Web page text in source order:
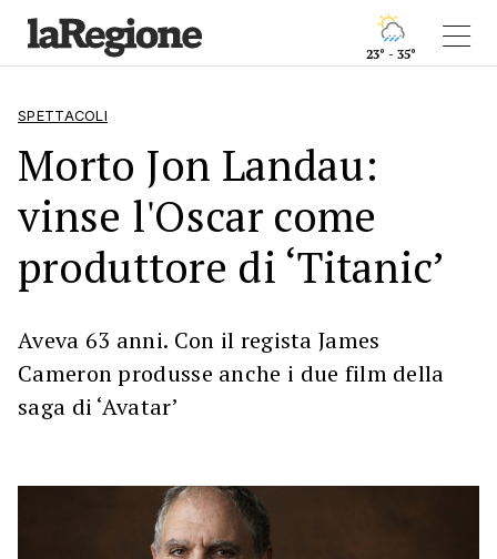
23° - 35°
SPETTACOLI
Morto Jon Landau:
vinse l'Oscar come
produttore di ‘Titanic’
Aveva 63 anni. Con il regista James
Cameron produsse anche i due film della
saga di ‘Avatar’